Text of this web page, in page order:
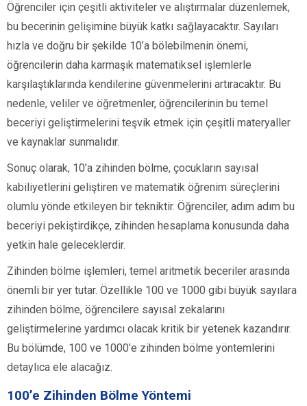
Öğrenciler için çeşitli aktiviteler ve alıştırmalar düzenlemek,
bu becerinin gelişimine büyük katkı sağlayacaktır. Sayıları
hızla ve doğru bir şekilde 10’a bölebilmenin önemi,
öğrencilerin daha karmaşık matematiksel işlemlerle
karşılaştıklarında kendilerine güvenmelerini artıracaktır. Bu
nedenle, veliler ve öğretmenler, öğrencilerinin bu temel
beceriyi geliştirmelerini teşvik etmek için çeşitli materyaller
ve kaynaklar sunmalıdır.
Sonuç olarak, 10’a zihinden bölme, çocukların sayısal
kabiliyetlerini geliştiren ve matematik öğrenim süreçlerini
olumlu yönde etkileyen bir tekniktir. Öğrenciler, adım adım bu
beceriyi pekiştirdikçe, zihinden hesaplama konusunda daha
yetkin hale geleceklerdir.
Zihinden bölme işlemleri, temel aritmetik beceriler arasında
önemli bir yer tutar. Özellikle 100 ve 1000 gibi büyük sayılara
zihinden bölme, öğrencilere sayısal zekalarını
geliştirmelerine yardımcı olacak kritik bir yetenek kazandırır.
Bu bölümde, 100 ve 1000’e zihinden bölme yöntemlerini
detaylıca ele alacağız.
100’e Zihinden Bölme Yöntemi